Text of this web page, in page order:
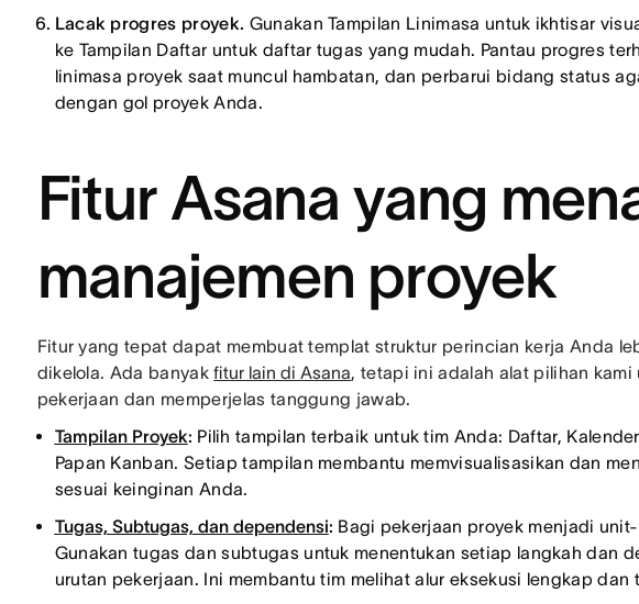
Lacak progres proyek. Gunakan Tampilan Linimasa untuk ikhtisar
ke Tampilan Daftar untuk daftar tugas yang mudah. Pantau progres
linimasa proyek saat muncul hambatan, dan perbarui bidang status
dengan gol proyek Anda.
Fitur Asana yang
manajemen proyek
Fitur yang tepat dapat membuat templat struktur perincian kerja Anda
dikelola. Ada banyakfitur lain di Asana, tetapi ini adalah alat pilihan kami
pekerjaan dan memperjelas tanggung jawab.
Tampilan Proyek: Pilih tampilan terbaik untuk tim Anda: Daftar,
Papan Kanban. Setiap tampilan membantu memvisualisasikan dan
sesuai keinginan Anda.
Tugas, Subtugas, dan dependensi: Bagi pekerjaan proyek menjadi
Gunakan tugas dan subtugas untuk menentukan setiap langkah dan
urutan pekerjaan. Ini membantu tim melihat alur eksekusi lengkap dan